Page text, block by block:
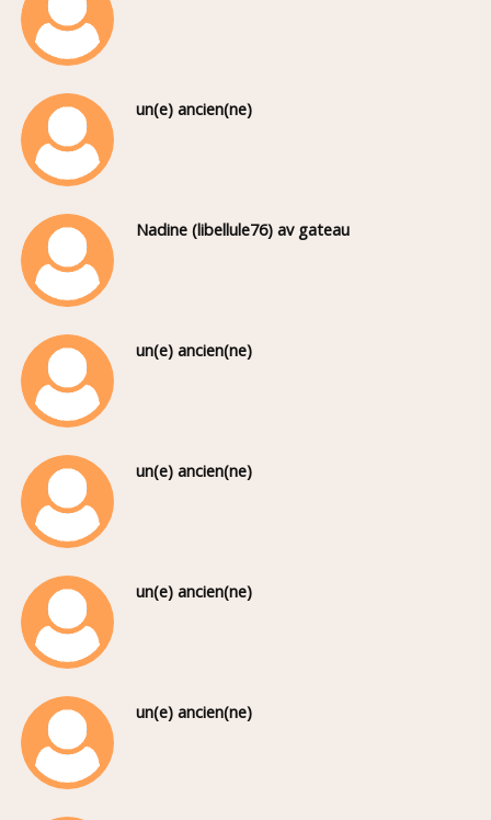
un(e) ancien(ne)
Nadine (libellule76) av gateau
un(e) ancien(ne)
un(e) ancien(ne)
un(e) ancien(ne)
un(e) ancien(ne)